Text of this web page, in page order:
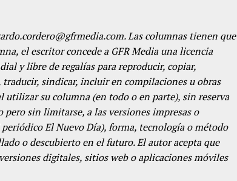
Las columnas tienen que
el escritor concede a GFR Media una licencia
y libre de regalías para reproducir, copiar,
sindicar, incluir en compilaciones u obras
utilizar su columna (en todo o en parte), sin reserva
sin limitarse, a las versiones impresas o
El Nuevo Día), forma, tecnología o método
o descubierto en el futuro. El autor acepta que
digitales, sitios web o aplicaciones móviles